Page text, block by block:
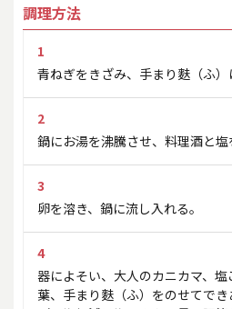
調理方法
1
青ねぎをきざみ、手まり麩（ふ）
2
鍋にお湯を沸騰させ、料理酒と塩
3
卵を溶き、鍋に流し入れる。
4
器によそい、大人のカニカマ、
葉、手まり麩（ふ）をのせてでき